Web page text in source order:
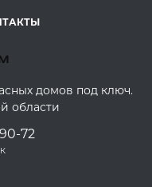
домов под ключ.
области
72